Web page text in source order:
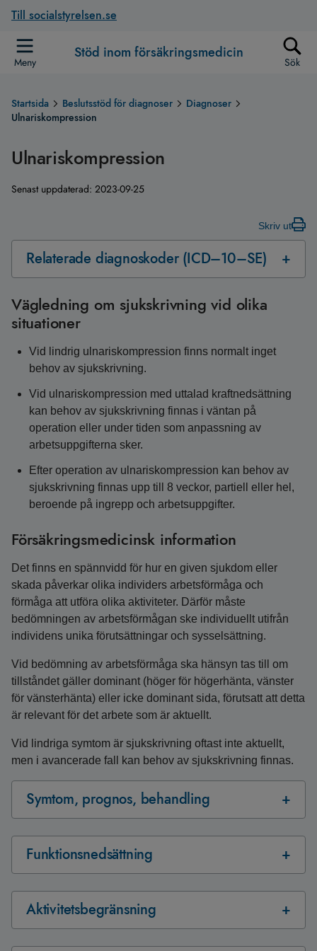
Till socialstyrelsen.se
Meny
Stöd inom försäkringsmedicin
Sök
Startsida Beslutsstöd för diagnoser
Diagnoser
Ulnariskompression
Ulnariskompression
Senast uppdaterad: 2023-09-25
Skriv ut
Relaterade diagnoskoder (ICD–10–SE)
Vägledning om sjukskrivning vid olika
situationer
Vid lindrig ulnariskompression finns normalt inget
behov av sjukskrivning.
Vid ulnariskompression med uttalad kraftnedsättning
kan behov av sjukskrivning finnas i väntan på
operation eller under tiden som anpassning av
arbetsuppgifterna sker.
Efter operation av ulnariskompression kan behov av
sjukskrivning finnas upp till 8 veckor, partiell eller hel,
beroende på ingrepp och arbetsuppgifter.
Försäkringsmedicinsk information
Det finns en spännvidd för hur en given sjukdom eller
skada påverkar olika individers arbetsförmåga och
förmåga att utföra olika aktiviteter. Därför måste
bedömningen av arbetsförmågan ske individuellt utifrån
individens unika förutsättningar och sysselsättning.
Vid bedömning av arbetsförmåga ska hänsyn tas till om
tillståndet gäller dominant (höger för högerhänta, vänster
för vänsterhänta) eller icke dominant sida, förutsatt att detta
är relevant för det arbete som är aktuellt.
Vid lindriga symtom är sjukskrivning oftast inte aktuellt,
men i avancerade fall kan behov av sjukskrivning finnas.
Symtom, prognos, behandling
Funktionsnedsättning
Aktivitetsbegränsning